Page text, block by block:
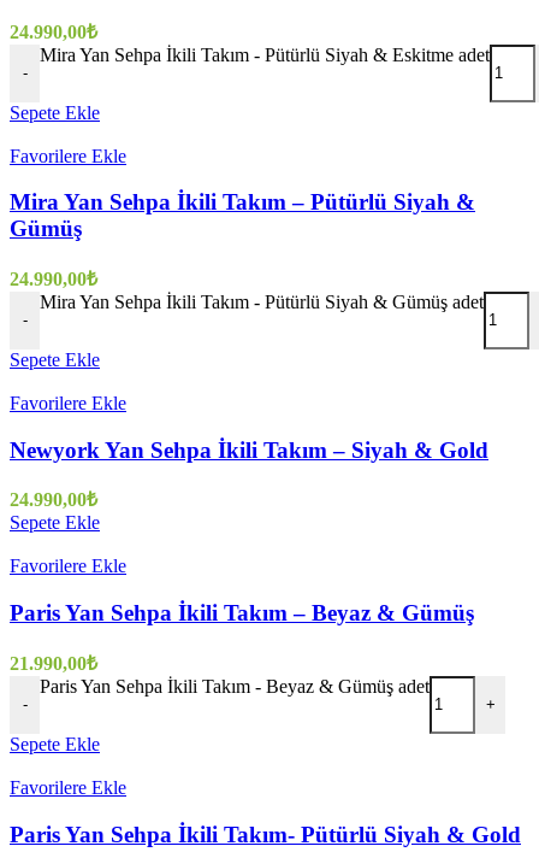
24.990,00₺
-
Mira Yan Sehpa İkili Takım - Pütürlü Siyah & Eskitme adet
Sepete Ekle
Favorilere Ekle
Mira Yan Sehpa İkili Takım – Pütürlü Siyah &
Gümüş
24.990,00₺
-
Mira Yan Sehpa İkili Takım - Pütürlü Siyah & Gümüş adet
Sepete Ekle
Favorilere Ekle
Newyork Yan Sehpa İkili Takım – Siyah & Gold
24.990,00₺
Sepete Ekle
Favorilere Ekle
Paris Yan Sehpa İkili Takım – Beyaz & Gümüş
21.990,00₺
-
Paris Yan Sehpa İkili Takım - Beyaz & Gümüş adet
+
Sepete Ekle
Favorilere Ekle
Paris Yan Sehpa İkili Takım- Pütürlü Siyah & Gold